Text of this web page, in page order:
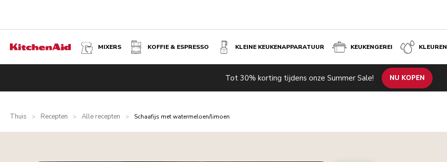
MIXERS KOFFIE & ESPRESSO KLEINE KEUKENAPPARATUUR KEUKENGEREI KLEUREN
Tot 30% korting tijdens onze Summer Sale! NU KOPEN
Thuis > Recepten > Alle recepten > Schaafijs met watermeloen/limoen